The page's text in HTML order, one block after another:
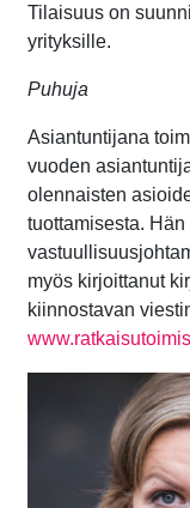
Tilaisuus on
yrityksille.
Puhuja
Asiantuntijana
vuoden
olennaisten
tuottamisesta.
myös kirjoittanut
kiinnostavan